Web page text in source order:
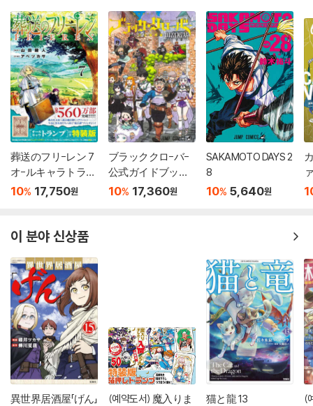
葬送のフリ-レン 7
オ-ルキャラトラン
プ付き特裝版
10% 17,750원
ブラッククロ-バ-
公式ガイドブック
完全魔導書
10% 17,360원
SAKAMOTO DAYS 2
8
10% 5,640원
이 분야 신상품
異世界居酒屋「げん」
(예약도서) 魔入りま
猫と龍 13
(